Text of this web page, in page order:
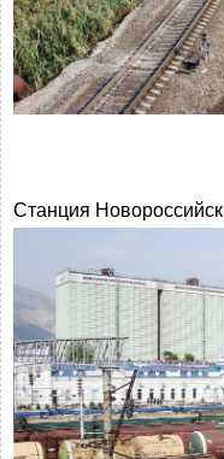
Станция Новороссийск